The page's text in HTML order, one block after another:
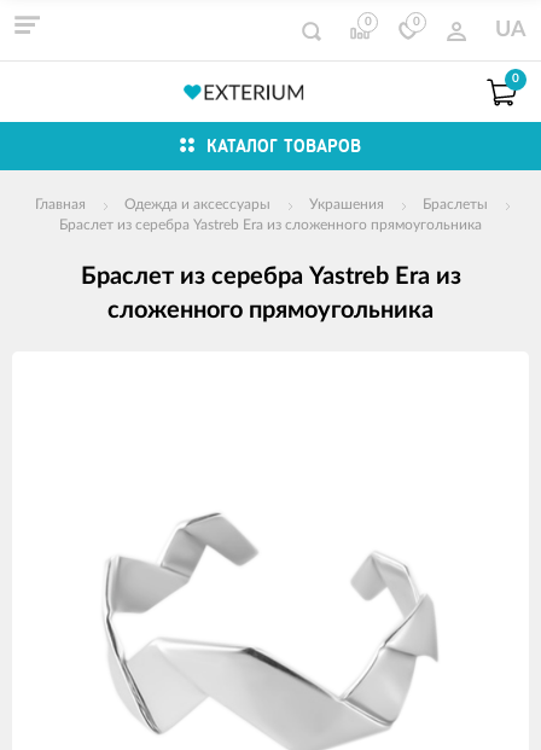
0 0 UA
0
КАТАЛОГ ТОВАРОВ
Главная Одежда и аксессуары Украшения
Браслеты
Браслет из серебра Yastreb Era из сложенного прямоугольника
Браслет из серебра Yastreb Era из
сложенного прямоугольника